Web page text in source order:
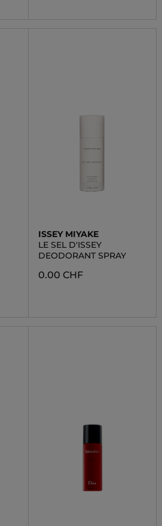
ISSEY MIYAKE
LE SEL D'ISSEY
DEODORANT SPRAY
0.00 CHF